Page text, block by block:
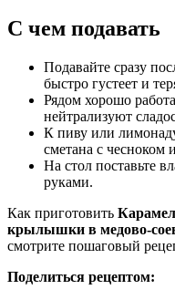
С чем подавать
Подавайте сразу
быстро густеет и
Рядом хорошо
нейтрализуют
К пиву или
сметана с чесноком
На стол поставьте
руками.
Как приготовить
крылышки в медово-
смотрите пошаговый
Поделиться рецептом: